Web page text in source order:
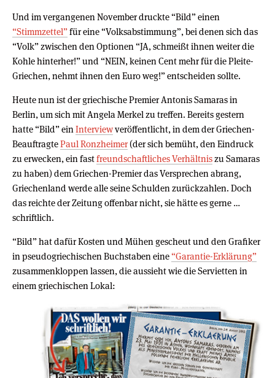
Und im vergangenen November druckte “Bild” einen
“Stimmzettel”für eine “Volksabstimmung”, bei denen sich das
“Volk” zwischen den Optionen “JA, schmeißt ihnen weiter die
Kohle hinterher!” und “NEIN, keinen Cent mehr für die Pleite-
Griechen, nehmt ihnen den Euro weg!” entscheiden sollte.
Heute nun ist der griechische Premier Antonis Samaras in
Berlin, um sich mit Angela Merkel zu treffen. Bereits gestern
hatte “Bild” ein Interviewveröffentlicht, in dem der Griechen-
BeauftragtePaul Ronzheimer(der sich bemüht, den Eindruck
zu erwecken, ein fastfreundschaftliches Verhältnis zu Samaras
zu haben) dem Griechen-Premier das Versprechen abrang,
Griechenland werde alle seine Schulden zurückzahlen. Doch
das reichte der Zeitung offenbar nicht, sie hätte es gerne …
schriftlich.
“Bild” hat dafür Kosten und Mühen gescheut und den Grafiker
in pseudogriechischen Buchstaben eine “Garantie-Erklärung”
zusammenkloppen lassen, die aussieht wie die Servietten in
einem griechischen Lokal: